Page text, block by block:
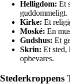
Helligdom: Et
guddommeligt.
Kirke: Et
Moské: En
Gudshus: Et
Skrin: Et sted,
opbevares.
Stederkroppens